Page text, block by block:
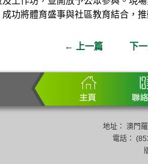
功將體育盛事與社區教育結合，
← 上一篇 下
地址： 澳門
電話：